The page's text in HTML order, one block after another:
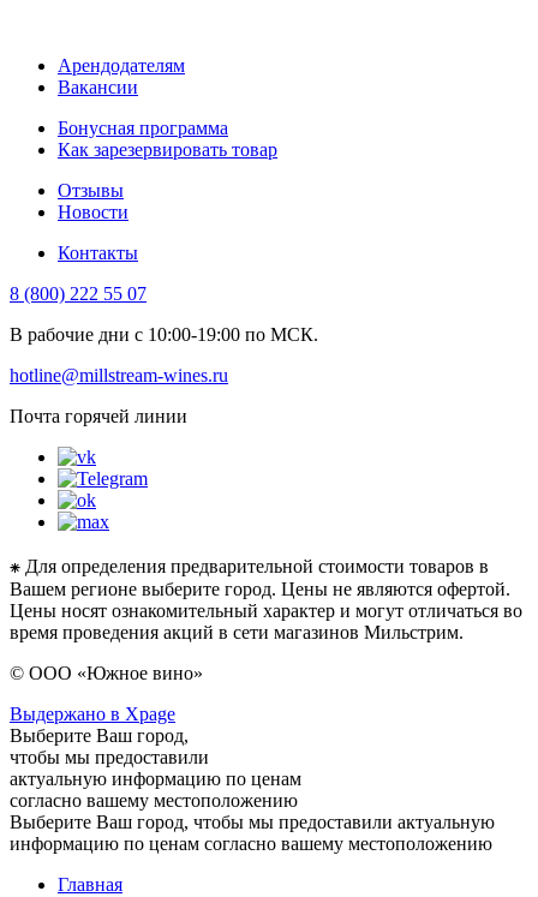
Арендодателям
Вакансии
Бонусная программа
Как зарезервировать товар
Отзывы
Новости
Контакты
8 (800) 222 55 07
В рабочие дни с 10:00-19:00 по МСК.
hotline@millstream-wines.ru
Почта горячей линии
⁕ Для определения предварительной стоимости товаров в
Вашем регионе выберите город. Цены не являются офертой.
Цены носят ознакомительный характер и могут отличаться во
время проведения акций в сети магазинов Мильстрим.
© ООО «Южное вино»
Выдержано в Xpage
Выберите Ваш город,
чтобы мы предоставили
актуальную информацию по ценам
согласно вашему местоположению
Выберите Ваш город, чтобы мы предоставили актуальную
информацию по ценам согласно вашему местоположению
Главная